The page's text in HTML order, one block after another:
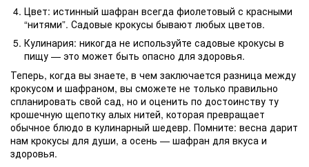
Цвет: истинный шафран всегда фиолетовый с красными
“нитями”. Садовые крокусы бывают любых цветов.
Кулинария: никогда не используйте садовые крокусы в
пищу — это может быть опасно для здоровья.
Теперь, когда вы знаете, в чем заключается разница между
крокусом и шафраном, вы сможете не только правильно
спланировать свой сад, но и оценить по достоинству ту
крошечную щепотку алых нитей, которая превращает
обычное блюдо в кулинарный шедевр. Помните: весна дарит
нам крокусы для души, а осень — шафран для вкуса и
здоровья.